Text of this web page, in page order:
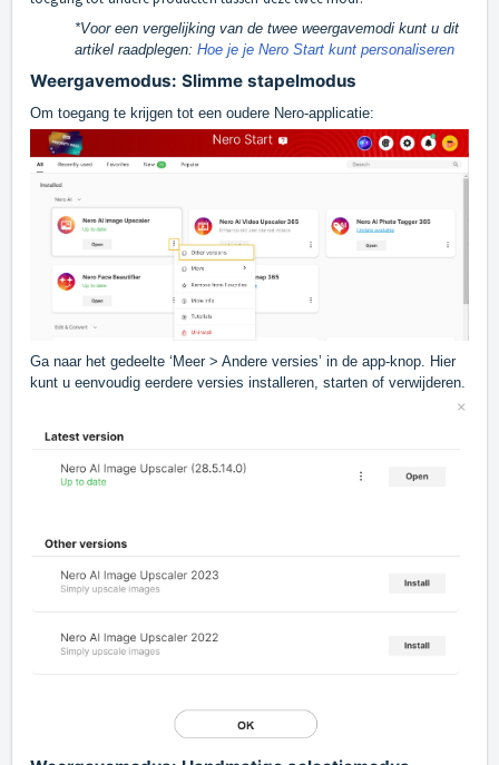
*Voor een vergelijking van de twee weergavemodi kunt u dit
artikel raadplegen: Hoe je je Nero Start kunt personaliseren
Weergavemodus: Slimme stapelmodus
Om toegang te krijgen tot een oudere Nero-applicatie:
Ga naar het gedeelte ‘Meer > Andere versies’ in de app-knop. Hier
kunt u eenvoudig eerdere versies installeren, starten of verwijderen.